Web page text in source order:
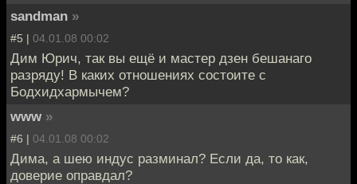
sandman »
#5 | 04.01.08 00:02
Дим Юрич, так вы ещё и мастер дзен бешанаго
разряду! В каких отношениях состоите с
Бодхидхармычем?
www »
#6 | 04.01.08 00:02
Дима, а шею индус разминал? Если да, то как,
доверие оправдал?